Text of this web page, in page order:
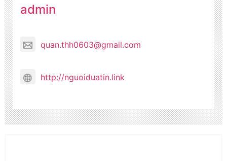
admin
quan.thh0603@gmail.com
http://nguoiduatin.link